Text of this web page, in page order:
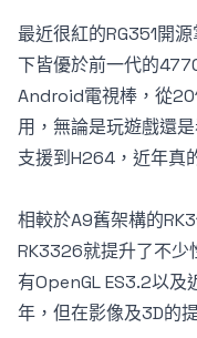
最近很紅的RG351開
下皆優於前一代的
Android電視棒，從
用，無論是玩遊戲還
支援到H264，近年真
相較於A9舊架構的
RK3326就提升了不少
有OpenGL ES3.2以及
年，但在影像及3D的